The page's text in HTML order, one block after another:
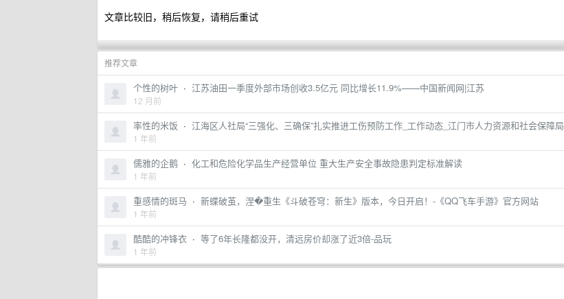
文章比较旧，稍后恢复，请稍后重试
推荐文章
个性的树叶 · 江苏油田一季度外部市场创收3.5亿元 同比增长11.9%――中国新闻网|江苏
12 月前
率性的米饭 · 江海区人社局“三强化、三确保”扎实推进工伤预防工作_工作动态_江门市人力资源和社会保障局
1 年前
儒雅的企鹅 · 化工和危险化学品生产经营单位 重大生产安全事故隐患判定标准解读
1 年前
重感情的斑马 · 新蝶破茧，涅�重生《斗破苍穹：新生》版本，今日开启！-《QQ飞车手游》官方网站
1 年前
酷酷的冲锋衣 · 等了6年长隆都没开，清远房价却涨了近3倍-品玩
1 年前